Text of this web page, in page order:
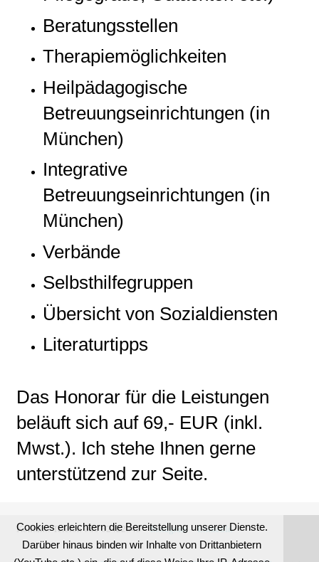
Beratungsstellen
Therapiemöglichkeiten
Heilpädagogische
Betreuungseinrichtungen (in
München)
Integrative
Betreuungseinrichtungen (in
München)
Verbände
Selbsthilfegruppen
Übersicht von Sozialdiensten
Literaturtipps
Das Honorar für die Leistungen
beläuft sich auf 69,- EUR (inkl.
Mwst.). Ich stehe Ihnen gerne
unterstützend zur Seite.
Kontakt:Telefon 089 62422545 –Instagram–LinkedIn
Cookies erleichtern die Bereitstellung unserer Dienste.
Darüber hinaus binden wir Inhalte von Drittanbietern